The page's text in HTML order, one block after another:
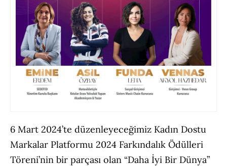
6 Mart 2024’te düzenleyeceğimiz Kadın Dostu
Markalar Platformu 2024 Farkındalık Ödülleri
Töreni’nin bir parçası olan “Daha İyi Bir Dünya”